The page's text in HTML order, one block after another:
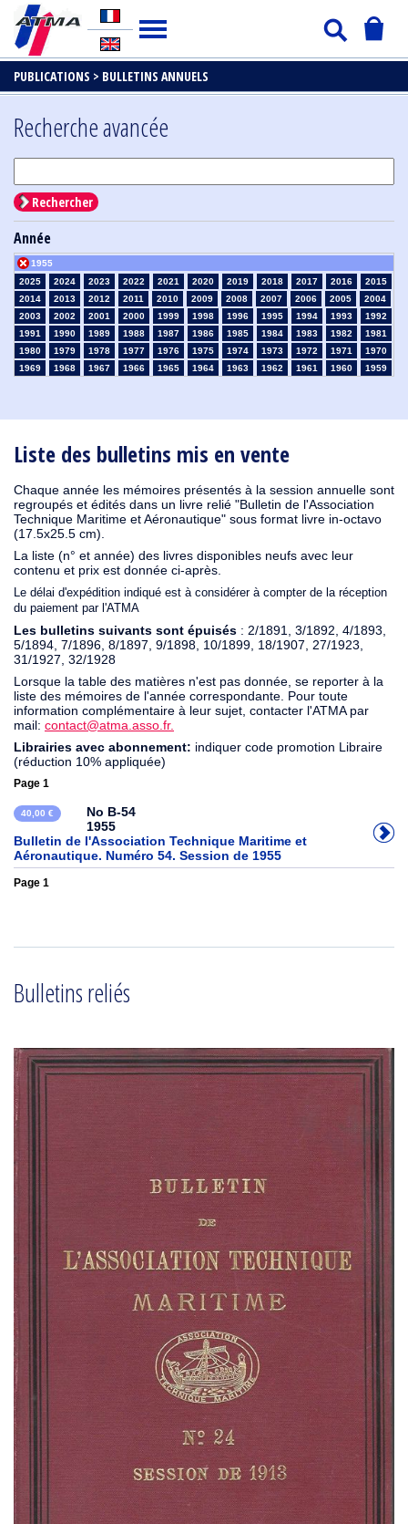
PUBLICATIONS > BULLETINS ANNUELS
Liste des bulletins mis en vente
Chaque année les mémoires présentés à la session annuelle sont
regroupés et édités dans un livre relié "Bulletin de l'Association
Technique Maritime et Aéronautique" sous format livre in-octavo
(17.5x25.5 cm).
La liste (n° et année) des livres disponibles neufs avec leur
contenu et prix est donnée ci-après.
Le délai d'expédition indiqué est à considérer à compter de la réception
du paiement par l'ATMA
Les bulletins suivants sont épuisés : 2/1891, 3/1892, 4/1893,
5/1894, 7/1896, 8/1897, 9/1898, 10/1899, 18/1907, 27/1923,
31/1927, 32/1928
Lorsque la table des matières n'est pas donnée, se reporter à la
liste des mémoires de l'année correspondante. Pour toute
information complémentaire à leur sujet, contacter l'ATMA par
mail: contact@atma.asso.fr.
Librairies avec abonnement: indiquer code promotion Libraire
(réduction 10% appliquée)
Page 1
40,00 €
No B-54
1955
Bulletin de l'Association Technique Maritime et
Aéronautique. Numéro 54. Session de 1955
Page 1
Recherche avancée
Rechercher
Année
2025 2024 2023 2022 2021 2020 2019 2018 2017 2016
2015
2014
2013 2012 2011 2010 2009 2008 2007 2006 2005
2004
2003
2002 2001 2000 1999 1998 1996 1995 1994 1993
1992
1991
1990 1989 1988 1987 1986 1985 1984 1983 1982
1981
1980
1979 1978 1977 1976 1975 1974 1973 1972 1971
1970
1969
1968 1967 1966 1965 1964 1963 1962 1961 1960
1959
1955
1930
1929 1926 1925 1924 1915 1914 1913 1912 1911
1910
Bulletins reliés